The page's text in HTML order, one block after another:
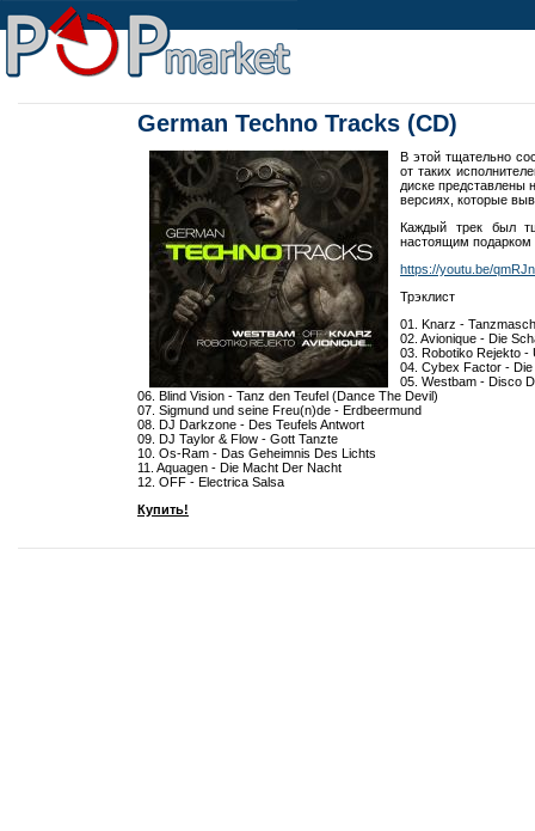
German Techno Tracks (CD)
В этой тщательно
от таких
диске представлены
версиях, которые
Каждый трек был
настоящим подарком
https://youtu.be/
Трэклист
01. Knarz -
02. Avionique - Die
03. Robotiko Rejekto -
04. Cybex Factor -
05. Westbam - Disco
06. Blind Vision - Tanz den Teufel (Dance The Devil)
07. Sigmund und seine Freu(n)de - Erdbeermund
08. DJ Darkzone - Des Teufels Antwort
09. DJ Taylor & Flow - Gott Tanzte
10. Os-Ram - Das Geheimnis Des Lichts
11. Aquagen - Die Macht Der Nacht
12. OFF - Electrica Salsa
Купить!